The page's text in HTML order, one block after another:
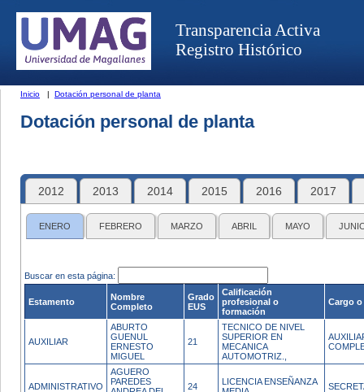
Transparencia Activa
Registro Histórico
Inicio | Dotación personal de planta
Dotación personal de planta
2012 2013 2014 2015 2016 2017
ENERO FEBRERO MARZO ABRIL MAYO
Buscar en esta página:
Estamento
Nombre
Completo
Grado
EUS
Calificación
profesional o
formación
Cargo
AUXILIAR
ABURTO
GUENUL
ERNESTO
MIGUEL
21
TECNICO DE NIVEL
SUPERIOR EN
MECANICA
AUTOMOTRIZ.,
ADMINISTRATIVO
AGUERO
PAREDES
24
LICENCIA ENSEÑANZA